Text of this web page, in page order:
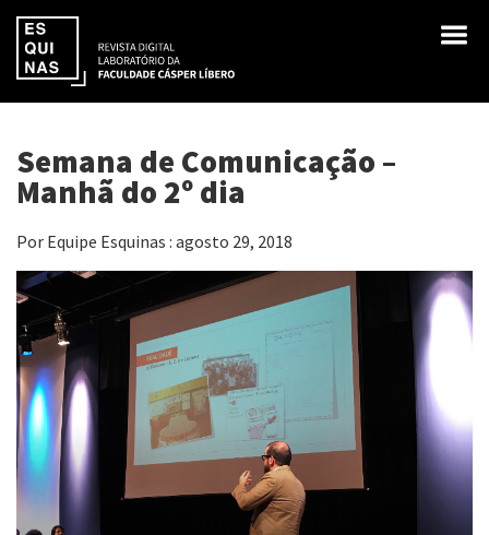
Semana de Comunicação –
Manhã do 2º dia
Por Equipe Esquinas : agosto 29, 2018